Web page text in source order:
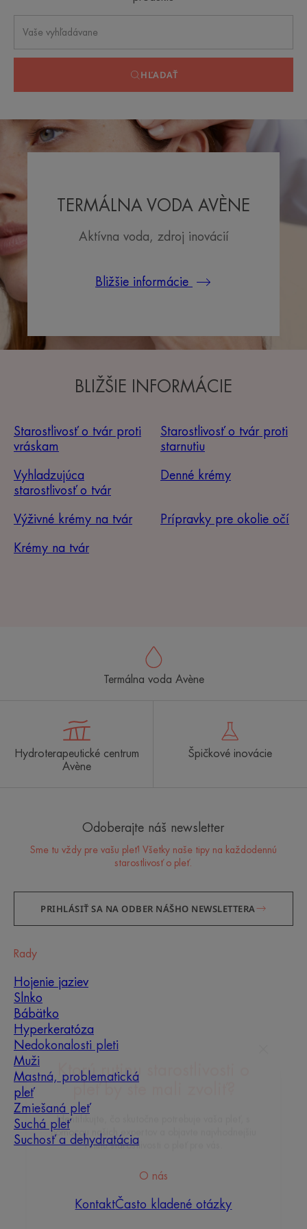
HĽADAŤ
TERMÁLNA VODA AVÈNE
Aktívna voda, zdroj inovácií
Bližšie informácie
BLIŽŠIE INFORMÁCIE
Starostlivosť o tvár proti
vráskam
Starostlivosť o tvár proti
starnutiu
Vyhladzujúca
starostlivosť o tvár
Denné krémy
Výživné krémy na tvár Prípravky pre okolie očí
Krémy na tvár
Ktorú rutinu starostlivosti o
Identifikujte, čo skutočne potrebuje vaša pleť, s
rutinu starostlivosti o pleť pre vás.
Termálna voda Avène
Hydroterapeutické centrum
Avène
Špičkové inovácie
Odoberajte náš newsletter
Sme tu vždy pre vašu pleť! Všetky naše tipy na každodennú
starostlivosť o pleť.
PRIHLÁSIŤ SA NA ODBER NÁŠHO NEWSLETTERA
Rady
Hojenie jaziev
Slnko
Bábätko
Hyperkeratóza
Nedokonalosti pleti
Muži
Mastná, problematická
pleť
Zmiešaná pleť
Suchá pleť
Suchosť a dehydratácia
O nás
KontaktČasto kladené otázky